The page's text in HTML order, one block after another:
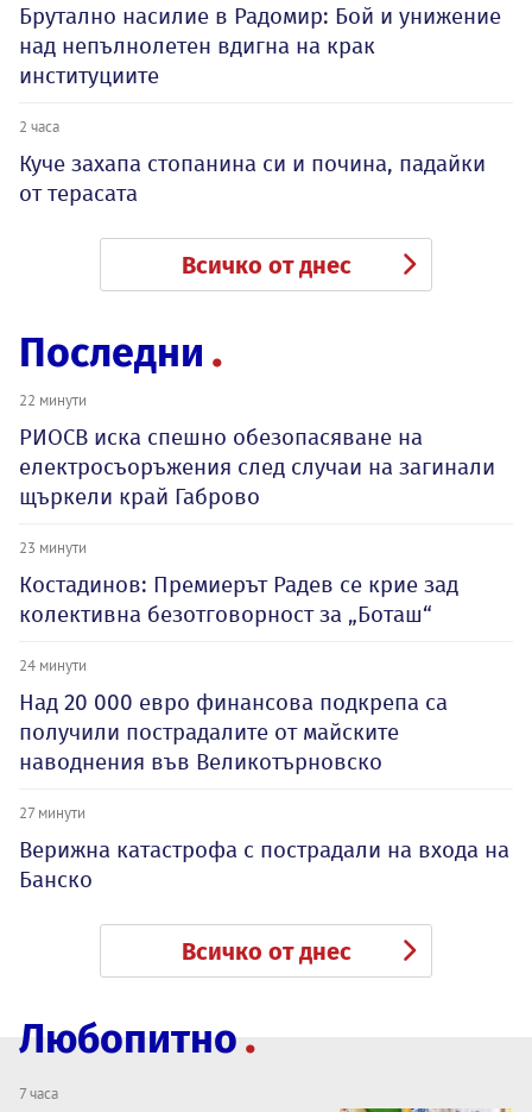
Брутално насилие в Радомир: Бой и унижение
над непълнолетен вдигна на крак
институциите
2 часа
Куче захапа стопанина си и почина, падайки
от терасата
Всичко от днес
Последни
22 минути
РИОСВ иска спешно обезопасяване на
електросъоръжения след случаи на загинали
щъркели край Габрово
23 минути
Костадинов: Премиерът Радев се крие зад
колективна безотговорност за „Боташ“
24 минути
Над 20 000 евро финансова подкрепа са
получили пострадалите от майските
наводнения във Великотърновско
27 минути
Верижна катастрофа с пострадали на входа на
Банско
Всичко от днес
Любопитно
7 часа